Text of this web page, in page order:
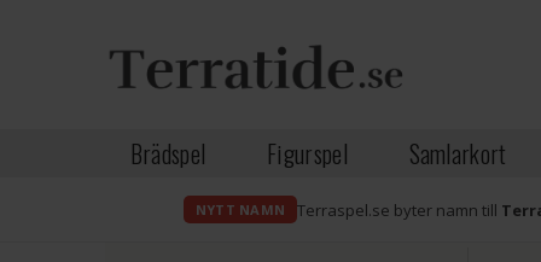
Brädspel Figurspel Samlarkort
NYTT NAMN Terraspel.se byter namn till